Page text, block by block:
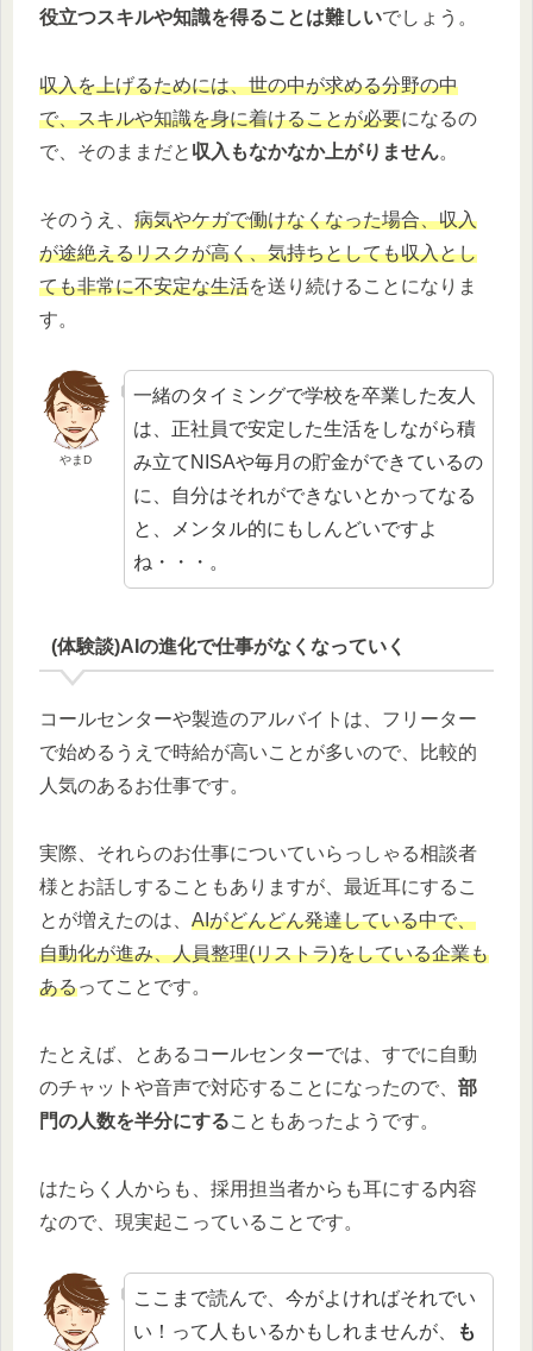
役立つスキルや知識を得ることは難しいでしょう。
収入を上げるためには、世の中が求める分野の中
で、スキルや知識を身に着けることが必要になるの
で、そのままだと 収入もなかなか上がりません。
そのうえ、 病気やケガで働けなくなった場合、収入
が途絶えるリスクが高く、気持ちとしても収入とし
ても非常に不安定な生活を送り続けることになりま
す。
やまD
一緒のタイミングで学校を卒業した友人
は、正社員で安定した生活をしながら積
み立てNISAや毎月の貯金ができているの
に、自分はそれができないとかってなる
と、メンタル的にもしんどいですよ
ね・・・。
(体験談)AIの進化で仕事がなくなっていく
コールセンターや製造のアルバイトは、フリーター
で始めるうえで時給が高いことが多いので、比較的
人気のあるお仕事です。
実際、それらのお仕事についていらっしゃる相談者
様とお話しすることもありますが、最近耳にするこ
とが増えたのは、 AIがどんどん発達している中で、
自動化が進み、人員整理(リストラ)をしている企業も
あるってことです。
たとえば、とあるコールセンターでは、すでに自動
のチャットや音声で対応することになったので、 部
門の人数を半分にすることもあったようです。
はたらく人からも、採用担当者からも耳にする内容
なので、現実起こっていることです。
ここまで読んで、今がよければそれでい
い！って人もいるかもしれませんが、
も